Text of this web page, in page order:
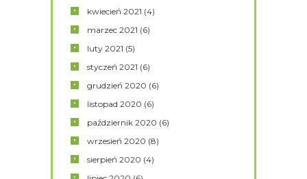
kwiecień2021 (4)
marzec2021 (6)
luty2021 (5)
styczeń2021 (6)
grudzień2020 (6)
listopad2020 (6)
październik2020 (6)
wrzesień2020 (8)
sierpień2020 (4)